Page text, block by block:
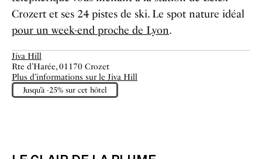
Crozert et ses 24 pistes de ski. Le spot nature idéal
pour un week-end proche de Lyon.
Jiva Hill
Rte d’Harée, 01170 Crozet
Plus d’informations sur le Jiva Hill
Jusqu’à -25% sur cet hôtel